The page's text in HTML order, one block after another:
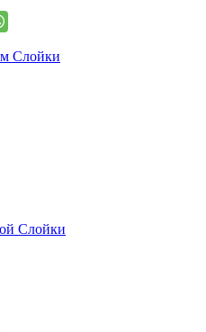
Слойки
Слойки